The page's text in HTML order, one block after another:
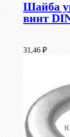
Шайба
винт
31,46 ₽